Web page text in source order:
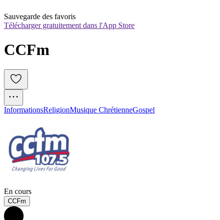
Sauvegarde des favoris
Télécharger gratuitement dans l'App Store
CCFm
InformationsReligionMusique ChrétienneGospel
En cours
CCFm